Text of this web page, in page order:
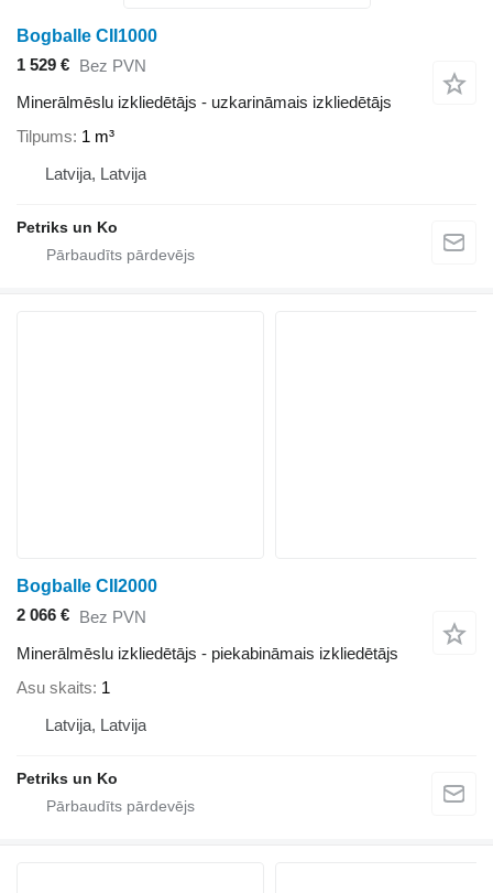
Bogballe CII1000
1 529 € Bez PVN
Minerālmēslu izkliedētājs - uzkarināmais izkliedētājs
Tilpums 1 m³
Latvija, Latvija
Petriks un Ko
Bogballe CII2000
2 066 € Bez PVN
Minerālmēslu izkliedētājs - piekabināmais izkliedētājs
Asu skaits 1
Latvija, Latvija
Petriks un Ko